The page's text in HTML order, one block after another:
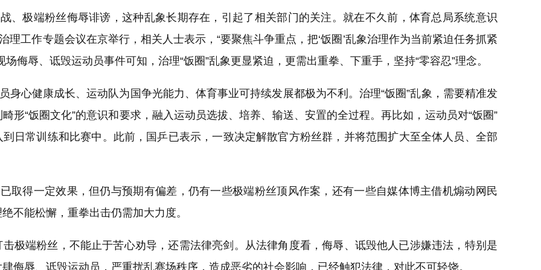
战、极端粉丝侮辱诽谤，这种乱象长期存在，引起了相关部门的关注。就在不久前，体育总局系统意识
理工作专题会议在京举行，相关人士表示，“要聚焦斗争重点，把‘饭圈’乱象治理作为当前紧迫任务抓紧
场侮辱、诋毁运动员事件可知，治理“饭圈”乱象更显紧迫，更需出重拳、下重手，坚持“零容忍”理念。
身心健康成长、运动队为国争光能力、体育事业可持续发展都极为不利。治理“饭圈”乱象，需要精准发
形“饭圈文化”的意识和要求，融入运动员选拔、培养、输送、安置的全过程。再比如，运动员对“饭圈”
日常训练和比赛中。此前，国乒已表示，一致决定解散官方粉丝群，并将范围扩大至全体人员、全部
已取得一定效果，但仍与预期有偏差，仍有一些极端粉丝顶风作案，还有一些自媒体博主借机煽动网民
不能松懈，重拳出击仍需加大力度。
极端粉丝，不能止于苦心劝导，还需法律亮剑。从法律角度看，侮辱、诋毁他人已涉嫌违法，特别是
侮辱、诋毁运动员，严重扰乱赛场秩序，造成恶劣的社会影响，已经触犯法律，对此不可轻饶。